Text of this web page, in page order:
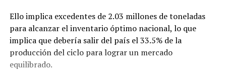
Ello implica excedentes de 2.03 millones de toneladas
para alcanzar el inventario óptimo nacional, lo que
implica que debería salir del país el 33.5% de la
producción del ciclo para lograr un mercado
equilibrado.